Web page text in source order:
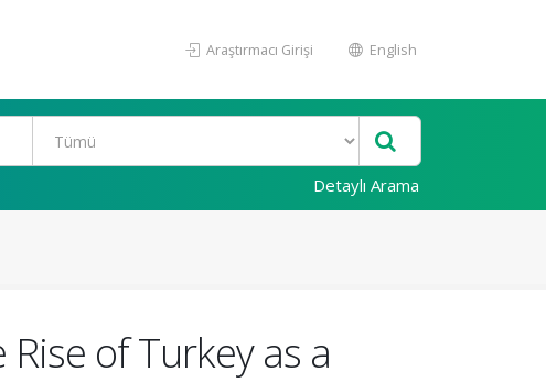
Araştırmacı Girişi English
Detaylı Arama
of Turkey as a